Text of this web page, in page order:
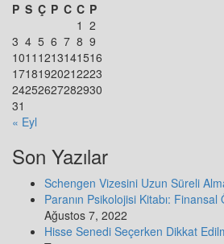
P S Ç P C C P
1 2
3 4 5 6 7 8 9
1011 1213141516
17181920212223
24252627282930
31
« Eyl
Son Yazılar
Schengen Vizesini Uzun Süreli
Paranın Psikolojisi Kitabı:
Ağustos 7, 2022
Hisse Senedi Seçerken Dikkat